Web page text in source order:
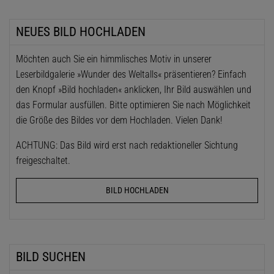
NEUES BILD HOCHLADEN
Möchten auch Sie ein himmlisches Motiv in unserer
Leserbildgalerie »Wunder des Weltalls« präsentieren? Einfach
den Knopf »Bild hochladen« anklicken, Ihr Bild auswählen und
das Formular ausfüllen. Bitte optimieren Sie nach Möglichkeit
die Größe des Bildes vor dem Hochladen. Vielen Dank!
ACHTUNG: Das Bild wird erst nach redaktioneller Sichtung
freigeschaltet.
BILD HOCHLADEN
BILD SUCHEN